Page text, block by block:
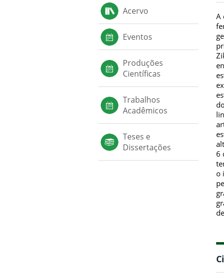
Acervo
Eventos
Produções
Científicas
Trabalhos
Acadêmicos
Teses e
Dissertações
A
6
o